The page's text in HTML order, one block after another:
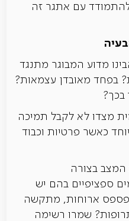
עם אתגר זה
מדוע המבוגר מתנגד
בפחד מאובדן עצמאות?
בכך?
מצדו לא לקבל תמיכה
כאשר פרטיות וכבוד
המצב בצורה
ספציפיים בהם יש
ארוחות, מתקשה
שמרו רשימה